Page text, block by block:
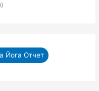
Йога Отчет